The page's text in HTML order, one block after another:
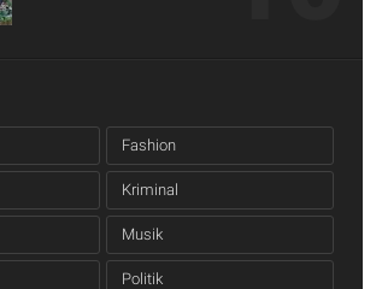
Fashion
Kriminal
Musik
Politik